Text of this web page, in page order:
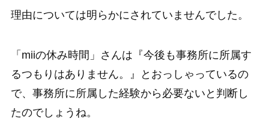
理由については明らかにされていませんでした。
「miiの休み時間」さんは『今後も事務所に所属す
るつもりはありません。』とおっしゃっているの
で、事務所に所属した経験から必要ないと判断し
たのでしょうね。